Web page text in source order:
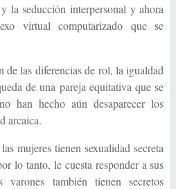
la seducción interpersonal y ahora
virtual computarizado que se
de las diferencias de rol, la igualdad
de una pareja equitativa que se
han hecho aún desaparecer los
arcaica.
mujeres tienen sexualidad secreta
lo tanto, le cuesta responder a sus
varones también tienen secretos